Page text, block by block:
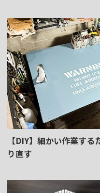
【DIY】細かい作業す
り直す